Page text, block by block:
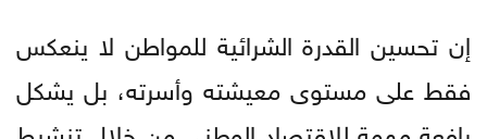
إن تحسين القدرة الشرائية للمواطن لا ينعكس
فقط على مستوى معيشته وأسرته، بل يشكل